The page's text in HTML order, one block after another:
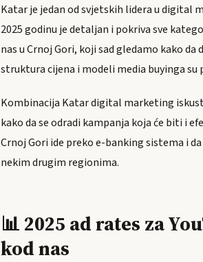
Katar je jedan od svjetskih lidera u digital
2025 godinu je detaljan i pokriva sve
nas u Crnoj Gori, koji sad gledamo kako
struktura cijena i modeli media buyinga su
Kombinacija Katar digital marketing
kako da se odradi kampanja koja će biti i
Crnoj Gori ide preko e-banking sistema i
nekim drugim regionima.
📊 2025 ad rates za
kod nas